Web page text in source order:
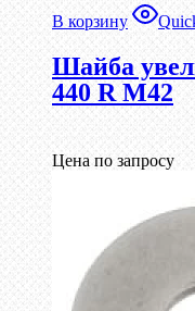
В корзину
Шайба
440 R М42
Цена по запросу